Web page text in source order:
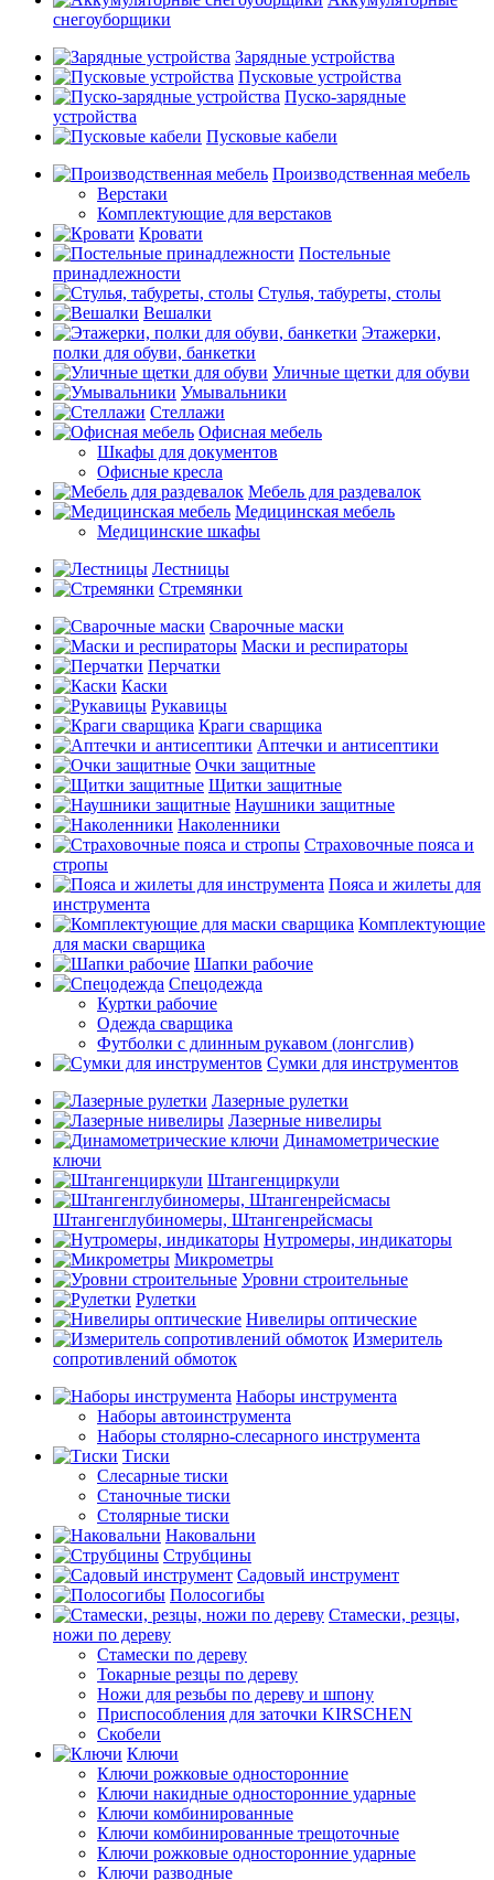
снегоуборщики
Зарядные устройства
Пусковые устройства
Пуско-зарядные
устройства
Пусковые кабели
Производственная мебель
Верстаки
Комплектующие для верстаков
Кровати
Постельные
принадлежности
Стулья, табуреты, столы
Вешалки
Этажерки,
полки для обуви, банкетки
Уличные щетки для обуви
Умывальники
Стеллажи
Офисная мебель
Шкафы для документов
Офисные кресла
Мебель для раздевалок
Медицинская мебель
Медицинские шкафы
Лестницы
Стремянки
Сварочные маски
Маски и респираторы
Перчатки
Каски
Рукавицы
Краги сварщика
Аптечки и антисептики
Очки защитные
Щитки защитные
Наушники защитные
Наколенники
Страховочные пояса и
стропы
Пояса и жилеты для
инструмента
Комплектующие
для маски сварщика
Шапки рабочие
Спецодежда
Куртки рабочие
Одежда сварщика
Футболки с длинным рукавом (лонгслив)
Сумки для инструментов
Лазерные рулетки
Лазерные нивелиры
Динамометрические
ключи
Штангенциркули
Штангенглубиномеры, Штангенрейсмасы
Нутромеры, индикаторы
Микрометры
Уровни строительные
Рулетки
Нивелиры оптические
Измеритель
сопротивлений обмоток
Наборы инструмента
Наборы автоинструмента
Наборы столярно-слесарного инструмента
Тиски
Слесарные тиски
Станочные тиски
Столярные тиски
Наковальни
Струбцины
Садовый инструмент
Полосогибы
Стамески, резцы,
ножи по дереву
Стамески по дереву
Токарные резцы по дереву
Ножи для резьбы по дереву и шпону
Приспособления для заточки KIRSCHEN
Скобели
Ключи
Ключи рожковые односторонние
Ключи накидные односторонние ударные
Ключи комбинированные
Ключи комбинированные трещоточные
Ключи рожковые односторонние ударные
Ключи разводные